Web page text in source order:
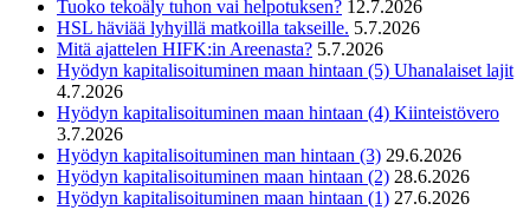
Tuoko tekoäly tuhon vai helpotuksen? 12.7.2026
HSL häviää lyhyillä matkoilla takseille. 5.7.2026
Mitä ajattelen HIFK:in Areenasta? 5.7.2026
Hyödyn kapitalisoituminen maan hintaan (5) Uhanalaiset lajit
4.7.2026
Hyödyn kapitalisoituminen maan hintaan (4) Kiinteistövero
3.7.2026
Hyödyn kapitalisoituminen man hintaan (3) 29.6.2026
Hyödyn kapitalisoituminen maan hintaan (2) 28.6.2026
Hyödyn kapitalisoituminen maan hintaan (1) 27.6.2026